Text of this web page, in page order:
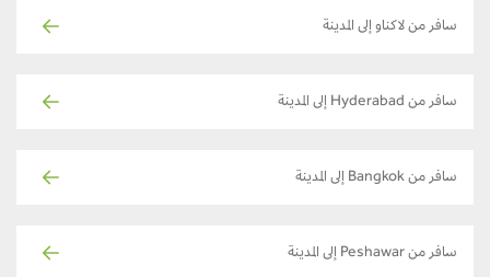
سافر من لاكناو إلى المدينة
سافر من Hyderabad إلى المدينة
سافر من Bangkok إلى المدينة
سافر من Peshawar إلى المدينة